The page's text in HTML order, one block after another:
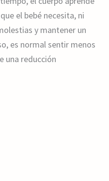
el bebé necesita, ni
y mantener un
es normal sentir menos
una reducción